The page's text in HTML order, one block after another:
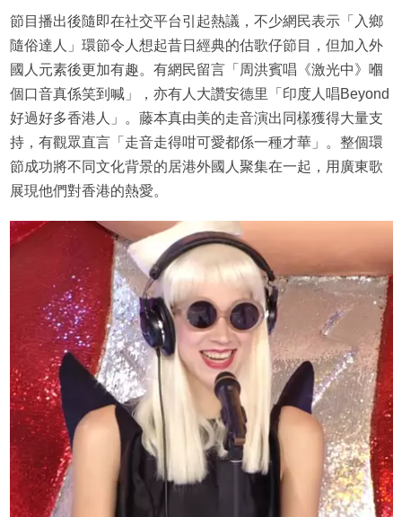
節目播出後隨即在社交平台引起熱議，不少網民表示「入鄉
隨俗達人」環節令人想起昔日經典的估歌仔節目，但加入外
國人元素後更加有趣。有網民留言「周洪賓唱《激光中》嗰
個口音真係笑到喊」，亦有人大讚安德里「印度人唱Beyond
好過好多香港人」。藤本真由美的走音演出同樣獲得大量支
持，有觀眾直言「走音走得咁可愛都係一種才華」。整個環
節成功將不同文化背景的居港外國人聚集在一起，用廣東歌
展現他們對香港的熱愛。